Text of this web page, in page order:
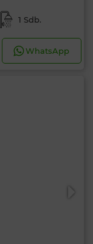
1 Sdb.
WhatsApp